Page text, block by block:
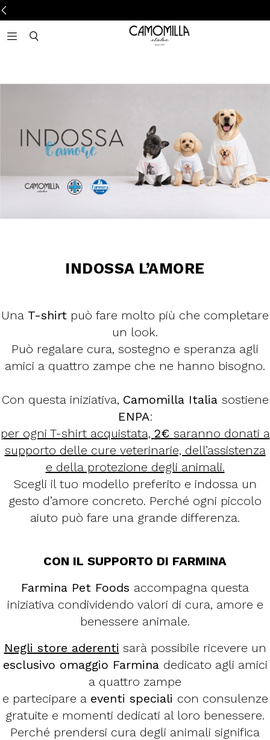
Camomilla Italia®
INDOSSA L’AMORE
Una T-shirt può fare molto più che completare
un look.
Può regalare cura, sostegno e speranza agli
amici a quattro zampe che ne hanno bisogno.
Con questa iniziativa, Camomilla Italia sostiene
ENPA:
per ogni T-shirt acquistata, 2€ saranno donati a
supporto delle cure veterinarie, dell’assistenza
e della protezione degli animali.
Scegli il tuo modello preferito e indossa un
gesto d’amore concreto. Perché ogni piccolo
aiuto può fare una grande differenza.
CON IL SUPPORTO DI FARMINA
Farmina Pet Foods accompagna questa
iniziativa condividendo valori di cura, amore e
benessere animale.
Negli store aderenti sarà possibile ricevere un
esclusivo omaggio Farmina dedicato agli amici
a quattro zampe
e partecipare a eventi speciali con consulenze
gratuite e momenti dedicati al loro benessere.
Perché prendersi cura degli animali significa